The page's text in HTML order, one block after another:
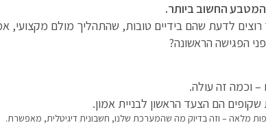
המטבעהחשובביותר.
לדעת שהם בידיים טובות, שהתהליך מולם מקצועי,
הפגישה הראשונה?
וכמה זה עולה.
שקופים הם הצעד הראשון לבניית אמון.
מלאה – וזה בדיוק מה שהמערכת שלנו, חשבונית דיגיטלית, מאפשרת.